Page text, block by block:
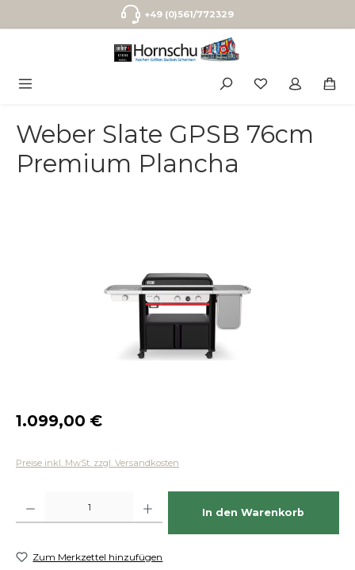
Zum Hauptinhalt springen+49 (0)561/772329
Weber Slate GPSB 76cm
Premium Plancha
Regulärer Preis:
1.099,00 €
Preise inkl. MwSt. zzgl. Versandkosten
In den Warenkorb
Zum Merkzettel hinzufügen